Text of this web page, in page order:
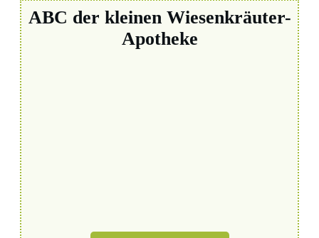
ABC der kleinen Wiesenkräuter-
Apotheke